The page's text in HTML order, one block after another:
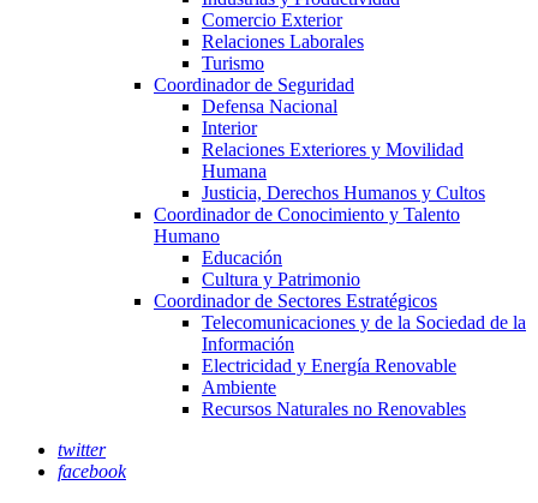
Comercio Exterior
Relaciones Laborales
Turismo
Coordinador de Seguridad
Defensa Nacional
Interior
Relaciones Exteriores y Movilidad
Humana
Justicia, Derechos Humanos y Cultos
Coordinador de Conocimiento y Talento
Humano
Educación
Cultura y Patrimonio
Coordinador de Sectores Estratégicos
Telecomunicaciones y de la Sociedad de la
Información
Electricidad y Energía Renovable
Ambiente
Recursos Naturales no Renovables
twitter
facebook